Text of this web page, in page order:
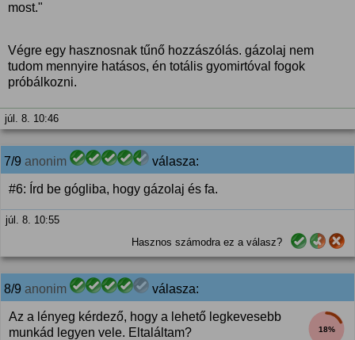
most."
Végre egy hasznosnak tűnő hozzászólás. gázolaj nem
tudom mennyire hatásos, én totális gyomirtóval fogok
próbálkozni.
júl. 8. 10:46
7/9 anonim válasza:
#6: Írd be gógliba, hogy gázolaj és fa.
júl. 8. 10:55
Hasznos számodra ez a válasz?
8/9 anonim válasza:
18%
Az a lényeg kérdező, hogy a lehető legkevesebb
munkád legyen vele. Eltaláltam?